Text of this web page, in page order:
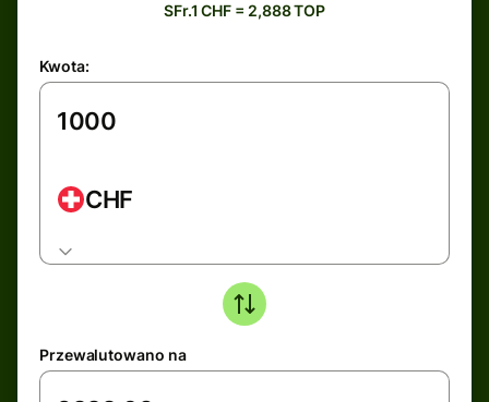
SFr.1 CHF = 2,888 TOP
Kwota:
CHF
Przewalutowano na